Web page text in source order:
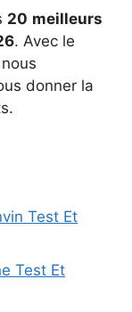
20 meilleurs
. Avec le
donner la
Test Et
Test Et